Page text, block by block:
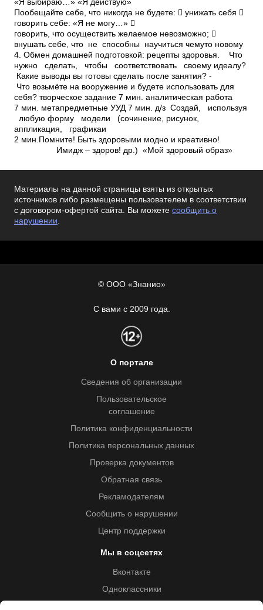
«Я выбираю…» «Я действую»
Пообещайте себе, что никогда не будете:  унижать себя 
говорить себе: «Я не могу…» 
говорить, что осуществить желаемое невозможно; 
внушать себе, что не способны научиться чему­то новому
4. Обмен домашней подготовкой: рецепты здоровья. ­ Что
нужно сделать, чтобы соответствовать своему идеалу?
­ Какие выводы вы готовы сделать после занятия? ­
Что возьмёте на вооружение и будете использовать для
себя? творческое задание 7 мин. аналитическая работа
7 мин. метапредметные УУД 7 мин. д/з Создай, используя
любую форму модели (сочинение, рисунок,
аппликация, графикаи
2 мин.Помните! Быть здоровыми модно и креативно!
Имидж – здоров! др.) «Мой здоровый образ»
Материалы на данной страницы взяты из открытых
источников либо размещены пользователем в соответствии
с договором-офертой сайта. Вы можете сообщить о
нарушении.
© ООО «Знанио»
С вами с 2009 года.
О портале
Сведения об организации
Пользовательское
соглашение
Политика конфиденциальности
Политика персональных данных
Проверка документов
Обратная связь
Рекламодателям
Сообщить о нарушении
Центр поддержки
Мы в соцсетях
Вконтакте
Одноклассники